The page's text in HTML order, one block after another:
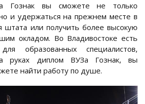
Гознак вы сможете не только
и удержаться на прежнем месте в
штата или получить более высокую
окладом. Во Владивостоке есть
образованных специалистов,
руках диплом ВУЗа Гознак, вы
найти работу по душе.